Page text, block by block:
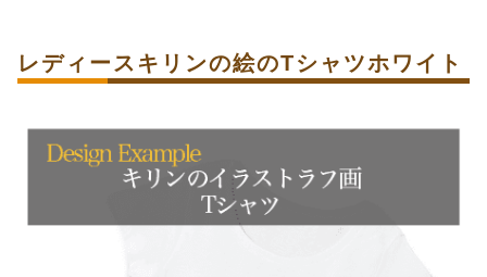
レディースキリンの絵のTシャツホワイト